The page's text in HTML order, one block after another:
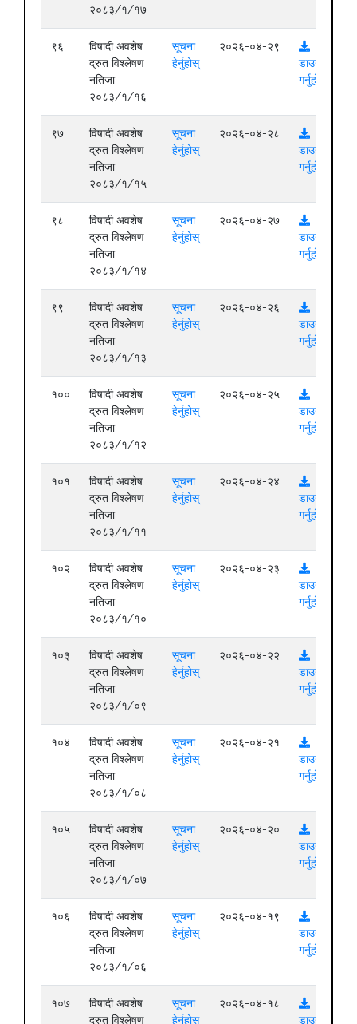
२०८३/१/१७
९६
विषादी अवशेष
द्रुत विश्लेषण
नतिजा
२०८३/१/१६
सूचना
हेर्नुहोस्
२०२६-०४-२९
डाउनलोड
गर्नुहोस्
९७
विषादी अवशेष
द्रुत विश्लेषण
नतिजा
२०८३/१/१५
सूचना
हेर्नुहोस्
२०२६-०४-२८
डाउनलोड
गर्नुहोस्
९८
विषादी अवशेष
द्रुत विश्लेषण
नतिजा
२०८३/१/१४
सूचना
हेर्नुहोस्
२०२६-०४-२७
डाउनलोड
गर्नुहोस्
९९
विषादी अवशेष
द्रुत विश्लेषण
नतिजा
२०८३/१/१३
सूचना
हेर्नुहोस्
२०२६-०४-२६
डाउनलोड
गर्नुहोस्
१००
विषादी अवशेष
द्रुत विश्लेषण
नतिजा
२०८३/१/१२
सूचना
हेर्नुहोस्
२०२६-०४-२५
डाउनलोड
गर्नुहोस्
१०१
विषादी अवशेष
द्रुत विश्लेषण
नतिजा
२०८३/१/११
सूचना
हेर्नुहोस्
२०२६-०४-२४
डाउनलोड
गर्नुहोस्
१०२
विषादी अवशेष
द्रुत विश्लेषण
नतिजा
२०८३/१/१०
सूचना
हेर्नुहोस्
२०२६-०४-२३
डाउनलोड
गर्नुहोस्
१०३
विषादी अवशेष
द्रुत विश्लेषण
नतिजा
२०८३/१/०९
सूचना
हेर्नुहोस्
२०२६-०४-२२
डाउनलोड
गर्नुहोस्
१०४
विषादी अवशेष
द्रुत विश्लेषण
नतिजा
२०८३/१/०८
सूचना
हेर्नुहोस्
२०२६-०४-२१
डाउनलोड
गर्नुहोस्
१०५
विषादी अवशेष
द्रुत विश्लेषण
नतिजा
२०८३/१/०७
सूचना
हेर्नुहोस्
२०२६-०४-२०
डाउनलोड
गर्नुहोस्
१०६
विषादी अवशेष
द्रुत विश्लेषण
नतिजा
२०८३/१/०६
सूचना
हेर्नुहोस्
२०२६-०४-१९
डाउनलोड
गर्नुहोस्
१०७
विषादी अवशेष
द्रुत विश्लेषण
सूचना
हेर्नुहोस्
२०२६-०४-१८
डाउनलोड